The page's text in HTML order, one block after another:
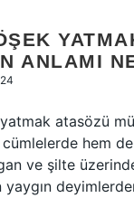
ANLAMI
atasözü
hem
ve şilte
yaygın